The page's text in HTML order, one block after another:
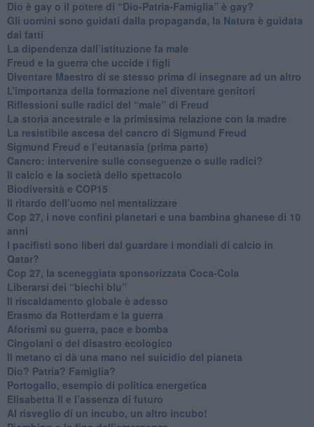
​Dio è gay o il potere di “Dio-Patria-Famiglia” è gay?
​Gli uomini sono guidati dalla propaganda, la Natura è guidata
dai fatti
La dipendenza dall’istituzione fa male
​Freud e la guerra che uccide i figli
​Diventare Maestro di se stesso prima di insegnare ad un altro
L’importanza della formazione nel diventare genitori
Riflessioni sulle radici del “male” di Freud
​La storia ancestrale e la primissima relazione con la madre
​La resistibile ascesa del cancro di Sigmund Freud
Sigmund Freud e l’eutanasia (prima parte)
Cancro: intervenire sulle conseguenze o sulle radici?
​Il calcio e la società dello spettacolo
Biodiversità e COP15
​Il ritardo dell’uomo nel mentalizzare
​Cop 27, i nove confini planetari e una bambina ghanese di 10
anni
​I pacifisti sono liberi dal guardare i mondiali di calcio in
Qatar?
​Cop 27, la sceneggiata sponsorizzata Coca-Cola
​Liberarsi dei “biechi blu”
Il riscaldamento globale è adesso
​Erasmo da Rotterdam e la guerra
​Aforismi su guerra, pace e bomba
Cingolani o del disastro ecologico
​Il metano ci dà una mano nel suicidio del pianeta
​Dio? Patria? Famiglia?
Portogallo, esempio di politica energetica
​Elisabetta II e l’assenza di futuro
Al risveglio di un incubo, un altro incubo!